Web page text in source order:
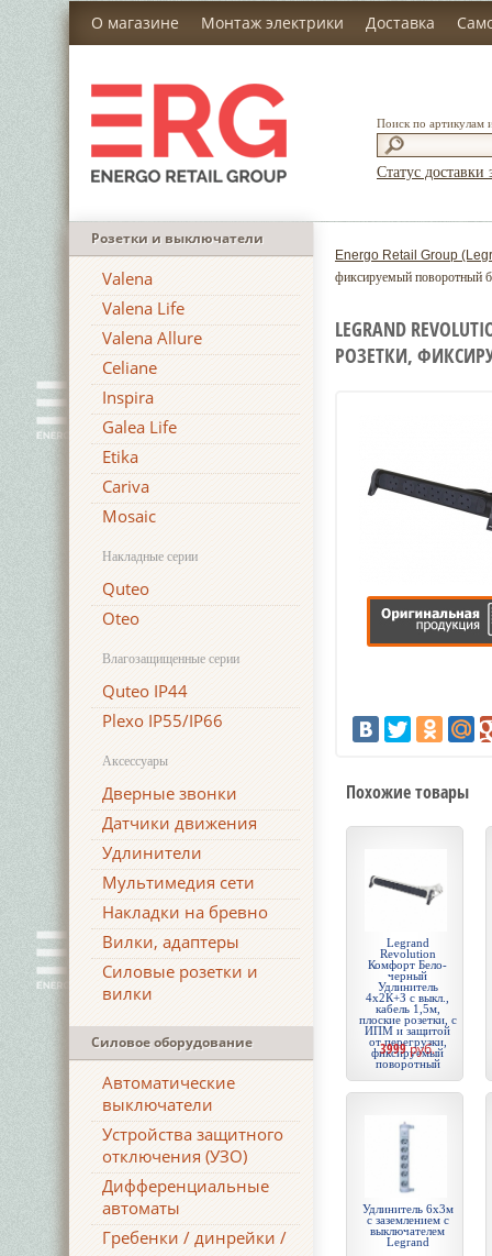
О магазине Монтаж электрики Доставка
Поиск по артикулам
Статус доставки
Розетки и выключатели
Valena
Valena Life
Valena Allure
Celiane
Inspira
Galea Life
Etika
Cariva
Mosaic
Накладные серии
Quteo
Oteo
Влагозащищенные серии
Quteo IP44
Plexo IP55/IP66
Аксессуары
Дверные звонки
Датчики движения
Удлинители
Мультимедия сети
Накладки на бревно
Вилки, адаптеры
Силовые розетки и
вилки
Силовое оборудование
Автоматические
выключатели
Устройства защитного
отключения (УЗО)
Дифференциальные
автоматы
Гребенки / динрейки /
Energo Retail Group
фиксируемый поворотный
LEGRAND
РОЗЕТКИ,
Похожие товары
Legrand
Revolution
Комфорт Бело-
черный
Удлинитель
4x2К+З с выкл.,
кабель 1,5м,
плоские розетки, с
ИПМ и защитой
от перегрузки,
фиксируемый
поворотный
3999руб.
Удлинитель 6х3м
с заземлением с
выключателем
Legrand